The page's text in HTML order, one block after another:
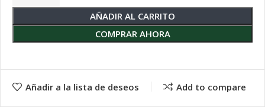
AÑADIR AL CARRITO
COMPRAR AHORA
Añadir a la lista de deseos Add to compare